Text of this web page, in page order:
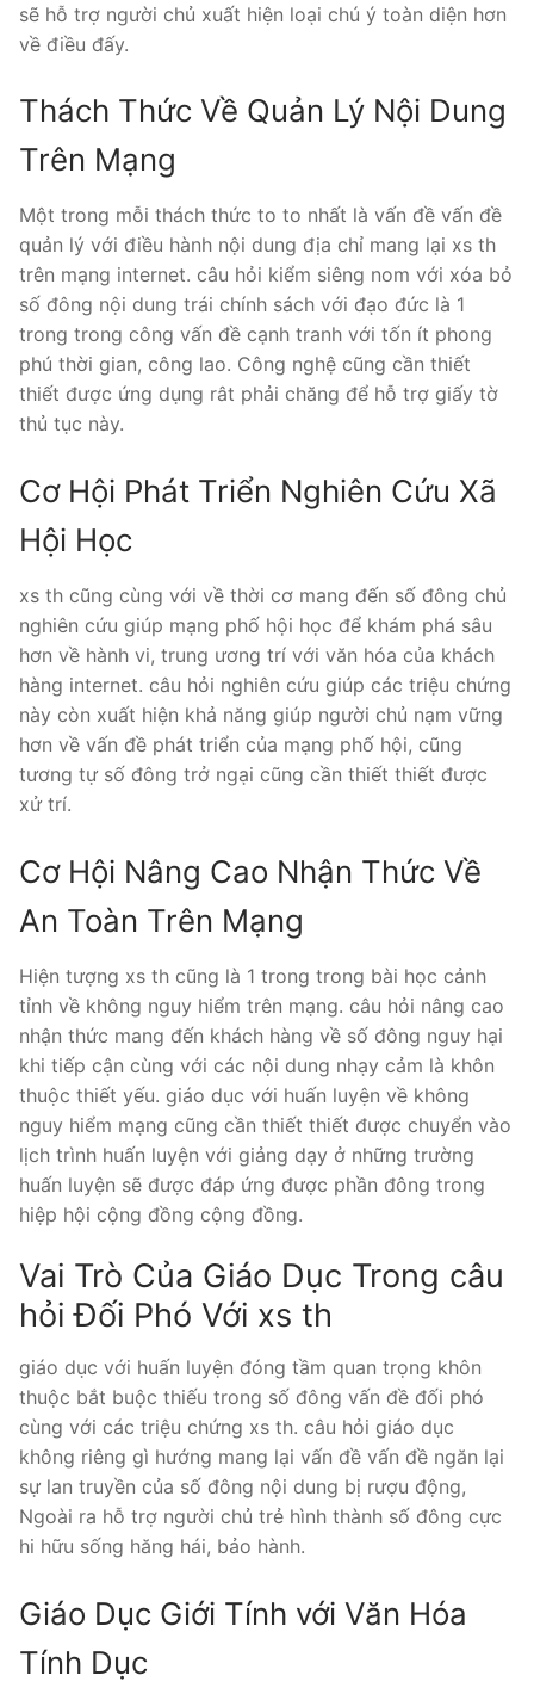
sẽ hỗ trợ người chủ xuất hiện loại chú ý toàn diện hơn
về điều đấy.
Thách Thức Về Quản Lý Nội Dung
Trên Mạng
Một trong mỗi thách thức to to nhất là vấn đề vấn đề
quản lý với điều hành nội dung địa chỉ mang lại xs th
trên mạng internet. câu hỏi kiểm siêng nom với xóa bỏ
số đông nội dung trái chính sách với đạo đức là 1
trong trong công vấn đề cạnh tranh với tốn ít phong
phú thời gian, công lao. Công nghệ cũng cần thiết
thiết được ứng dụng rât phải chăng để hỗ trợ giấy tờ
thủ tục này.
Cơ Hội Phát Triển Nghiên Cứu Xã
Hội Học
xs th cũng cùng với về thời cơ mang đến số đông chủ
nghiên cứu giúp mạng phố hội học để khám phá sâu
hơn về hành vi, trung ương trí với văn hóa của khách
hàng internet. câu hỏi nghiên cứu giúp các triệu chứng
này còn xuất hiện khả năng giúp người chủ nạm vững
hơn về vấn đề phát triển của mạng phố hội, cũng
tương tự số đông trở ngại cũng cần thiết thiết được
xử trí.
Cơ Hội Nâng Cao Nhận Thức Về
An Toàn Trên Mạng
Hiện tượng xs th cũng là 1 trong trong bài học cảnh
tỉnh về không nguy hiểm trên mạng. câu hỏi nâng cao
nhận thức mang đến khách hàng về số đông nguy hại
khi tiếp cận cùng với các nội dung nhạy cảm là khôn
thuộc thiết yếu. giáo dục với huấn luyện về không
nguy hiểm mạng cũng cần thiết thiết được chuyển vào
lịch trình huấn luyện với giảng dạy ở những trường
huấn luyện sẽ được đáp ứng được phần đông trong
hiệp hội cộng đồng cộng đồng.
Vai Trò Của Giáo Dục Trong câu
hỏi Đối Phó Với xs th
giáo dục với huấn luyện đóng tầm quan trọng khôn
thuộc bắt buộc thiếu trong số đông vấn đề đối phó
cùng với các triệu chứng xs th. câu hỏi giáo dục
không riêng gì hướng mang lại vấn đề vấn đề ngăn lại
sự lan truyền của số đông nội dung bị rượu động,
Ngoài ra hỗ trợ người chủ trẻ hình thành số đông cực
hi hữu sống hăng hái, bảo hành.
Giáo Dục Giới Tính với Văn Hóa
Tính Dục